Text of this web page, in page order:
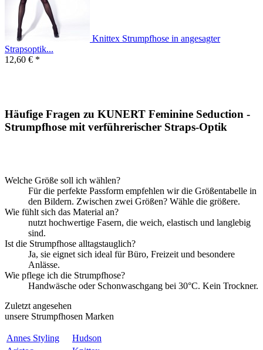
Knittex Strumpfhose in angesagter
Strapsoptik...
12,60 € *
Häufige Fragen zu KUNERT Feminine Seduction -
Strumpfhose mit verführerischer Straps-Optik
Welche Größe soll ich wählen?
Für die perfekte Passform empfehlen wir die Größentabelle in
den Bildern. Zwischen zwei Größen? Wähle die größere.
Wie fühlt sich das Material an?
nutzt hochwertige Fasern, die weich, elastisch und langlebig
sind.
Ist die Strumpfhose alltagstauglich?
Ja, sie eignet sich ideal für Büro, Freizeit und besondere
Anlässe.
Wie pflege ich die Strumpfhose?
Handwäsche oder Schonwaschgang bei 30°C. Kein Trockner.
Zuletzt angesehen
unsere Strumpfhosen Marken
Annes Styling
Hudson